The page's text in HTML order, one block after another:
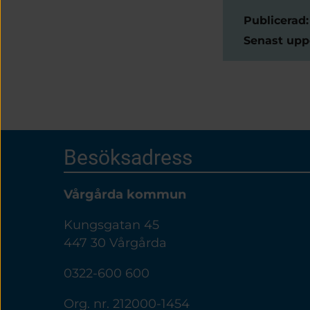
Publicerad:
Senast
Besöksadress
Vårgårda kommun
Kungsgatan 45
447 30 Vårgårda
0322-600 600
Org. nr. 212000-1454